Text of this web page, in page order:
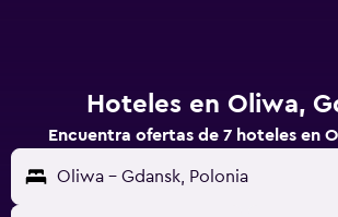
Hoteles en Oliwa,
Encuentra ofertas de 7 hoteles en
Oliwa - Gdansk, Polonia